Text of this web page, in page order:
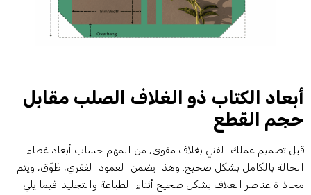
الكتاب ذو الغلاف الصلب مقابل
القطع
تصميم عملك الفني بغلاف مقوى, من المهم حساب أبعاد غطاء
بالكامل بشكل صحيح. وهذا يضمن العمود الفقري, طَوّق, ويتم
عناصر الغلاف بشكل صحيح أثناء الطباعة والتجليد. فيما يلي